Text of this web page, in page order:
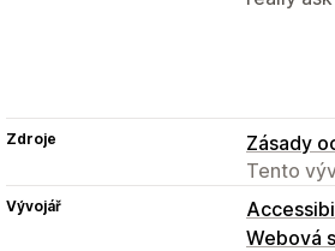
Zdroje
Zásady
Tento
Vývojář
Webová